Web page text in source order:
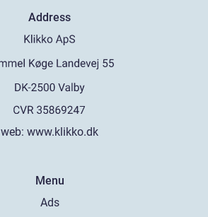
Address
web: www.klikko.dk
Menu
Ads